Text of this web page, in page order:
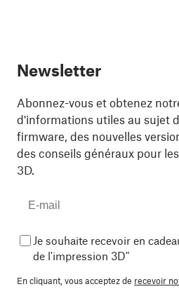
Newsletter
Abonnez-vous et obtenez
d'informations utiles au sujet
firmware, des nouvelles
des conseils généraux pour
3D.
Je souhaite recevoir en
de l'impression 3D"
En cliquant, vous acceptez de recevoir